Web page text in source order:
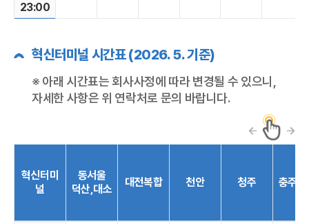
23:00
혁신터미널 시간표 (2026. 5. 기준)
※ 아래 시간표는 회사사정에 따라 변경될 수 있으니,
자세한 사항은 위 연락처로 문의 바랍니다.
혁신터미
널
동서울
덕산,대소
대전복합 천안 청주 충주,